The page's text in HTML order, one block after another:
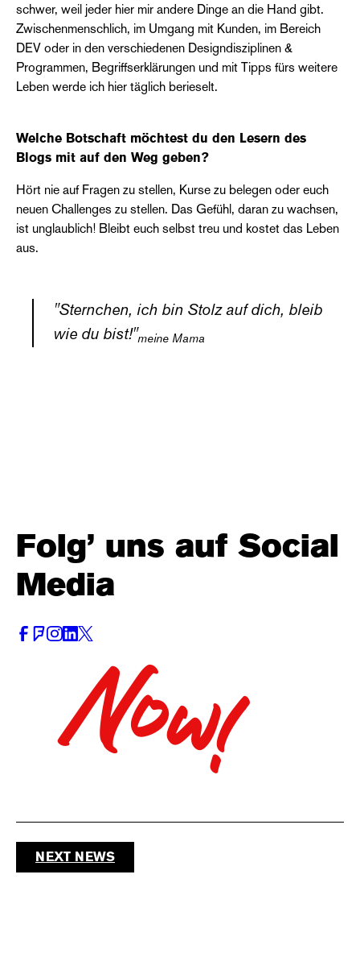
schwer, weil jeder hier mir andere Dinge an die Hand gibt.
Zwischenmenschlich, im Umgang mit Kunden, im Bereich
DEV oder in den verschiedenen Designdisziplinen &
Programmen, Begriffserklärungen und mit Tipps fürs weitere
Leben werde ich hier täglich berieselt.
Welche Botschaft möchtest du den Lesern des
Blogs mit auf den Weg geben?
Hört nie auf Fragen zu stellen, Kurse zu belegen oder euch
neuen Challenges zu stellen. Das Gefühl, daran zu wachsen,
ist unglaublich! Bleibt euch selbst treu und kostet das Leben
aus.
"Sternchen, ich bin Stolz auf dich, bleib
wie du bist!"meine Mama
Folg’ uns auf Social
Media
Now!
NEXT NEWS